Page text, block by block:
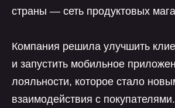
страны — сеть продуктовых
Компания решила улучшить
и запустить мобильное
лояльности, которое стало
взаимодействия с покупателями.